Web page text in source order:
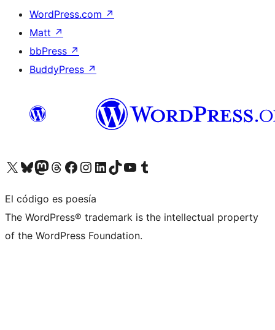
WordPress.com ↗
Matt ↗
bbPress ↗
BuddyPress ↗
Visita nuestra cuenta de X (anteriormente Twitter)
Visita nuestra cuenta de Bluesky
Visita nuestra cuenta de Mastodon
Visita nuestra cuenta de Threads
Visita nuestra página de Facebook
Visita nuestra cuenta de Instagram
Visita nuestra cuenta de LinkedIn
Visita nuestra cuenta de TikTok
Visita nuestro canal de YouTube
Visita nuestra cuenta de Tumblr
El código es poesía
The WordPress® trademark is the intellectual property
of the WordPress Foundation.